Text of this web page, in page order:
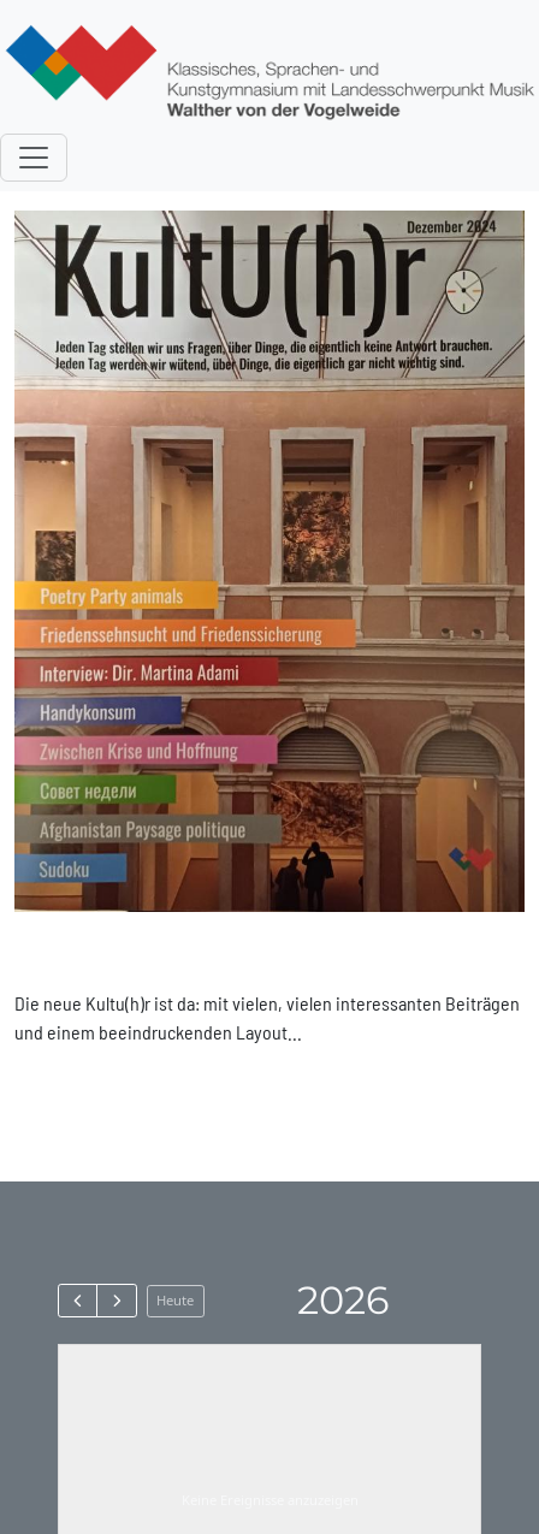
Bild
Die neue Kultu(h)r ist da: mit vielen, vielen interessanten Beiträgen
und einem beeindruckenden Layout...
Heute 2026